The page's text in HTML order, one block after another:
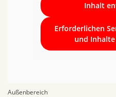
Inhalt
Erforderlichen
und
Außenbereich